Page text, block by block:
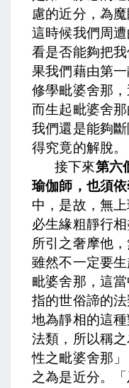
慮的近分， 為魔
這時候我們周
看是否能夠把
果我們藉由第
修學毗婆舍那
而生起毗婆舍
我們還是能夠
得究竟的解脫。
接下來第六
瑜伽師，也須依
中， 是故，無
必生緣粗靜行
所引之奢摩他
雖然不一定要
毗婆舍那，這
指的世俗諦的
地為靜相的這
法類，所以稱
性之毗婆舍那
之為是近分。